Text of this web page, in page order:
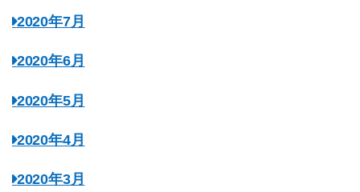
2020年7月
2020年6月
2020年5月
2020年4月
2020年3月